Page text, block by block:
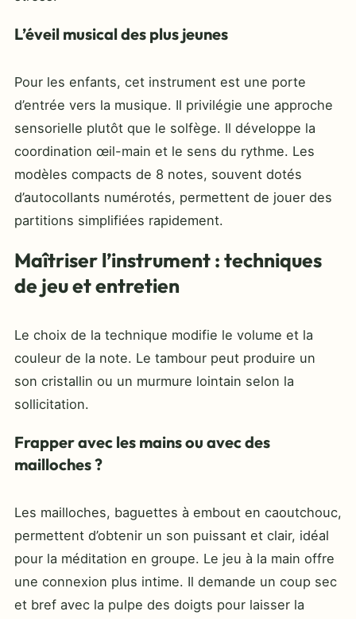
L’éveil musical des plus jeunes
Pour les enfants, cet instrument est une porte
d’entrée vers la musique. Il privilégie une approche
sensorielle plutôt que le solfège. Il développe la
coordination œil-main et le sens du rythme. Les
modèles compacts de 8 notes, souvent dotés
d’autocollants numérotés, permettent de jouer des
partitions simplifiées rapidement.
Maîtriser l’instrument : techniques
de jeu et entretien
Le choix de la technique modifie le volume et la
couleur de la note. Le tambour peut produire un
son cristallin ou un murmure lointain selon la
sollicitation.
Frapper avec les mains ou avec des
mailloches ?
Les mailloches, baguettes à embout en caoutchouc,
permettent d’obtenir un son puissant et clair, idéal
pour la méditation en groupe. Le jeu à la main offre
une connexion plus intime. Il demande un coup sec
et bref avec la pulpe des doigts pour laisser la